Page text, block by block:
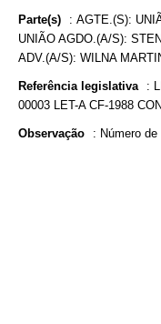
Parte(s) : AGTE.(S):
UNIÃO AGDO.(A/S):
ADV.(A/S): WILNA
Referência legislativa :
00003 LET-A CF-1988
Observação : Número